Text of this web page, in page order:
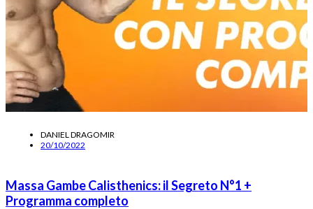
DANIEL DRAGOMIR
20/10/2022
Massa Gambe Calisthenics: il Segreto N°1 +
Programma completo